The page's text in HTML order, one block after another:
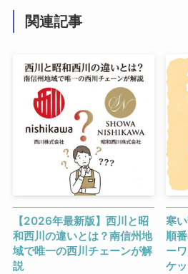
関連記事
【2026年最新版】西川と昭
和西川の違いとは？南信州地
域で唯一の西川チェーンが解
説
寒
順
ー
ケ